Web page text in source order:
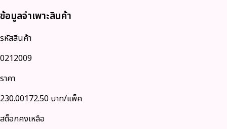
ข้อมูลจำเพาะสินค้า
รหัสสินค้า
0212009
ราคา
230.00172.50 บาท/แพ็ค
สต็อกคงเหลือ